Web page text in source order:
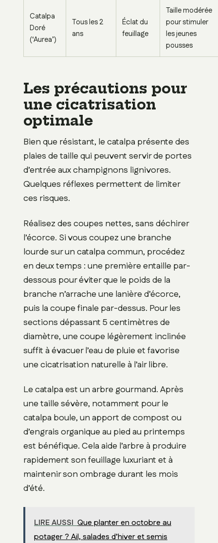
Catalpa
Doré
(‘Aurea’)
Tous les 2
ans
Éclat du
feuillage
Taille modérée
pour stimuler
les jeunes
pousses
Les précautions pour
une cicatrisation
optimale
Bien que résistant, le catalpa présente des
plaies de taille qui peuvent servir de portes
d’entrée aux champignons lignivores.
Quelques réflexes permettent de limiter
ces risques.
Réalisez des coupes nettes, sans déchirer
l’écorce. Si vous coupez une branche
lourde sur un catalpa commun, procédez
en deux temps : une première entaille par-
dessous pour éviter que le poids de la
branche n’arrache une lanière d’écorce,
puis la coupe finale par-dessus. Pour les
sections dépassant 5 centimètres de
diamètre, une coupe légèrement inclinée
suffit à évacuer l’eau de pluie et favorise
une cicatrisation naturelle à l’air libre.
Le catalpa est un arbre gourmand. Après
une taille sévère, notamment pour le
catalpa boule, un apport de compost ou
d’engrais organique au pied au printemps
est bénéfique. Cela aide l’arbre à produire
rapidement son feuillage luxuriant et à
maintenir son ombrage durant les mois
d’été.
LIRE AUSSI Que planter en octobre au
potager ? Ail, salades d’hiver et semis